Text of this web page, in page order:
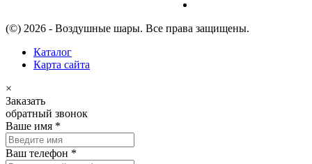
(©) 2026 - Воздушные шары. Все права защищены.
Каталог
Карта сайта
×
Заказать
обратный звонок
Ваше имя *
Ваш телефон *